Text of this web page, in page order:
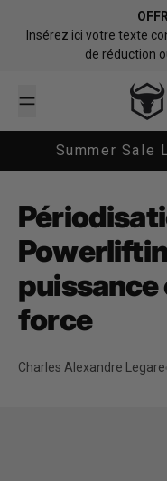
Insérez ici votre texte
de réduction
Iron
Summer Sale
puissance
force
Charles Alexandre Legare